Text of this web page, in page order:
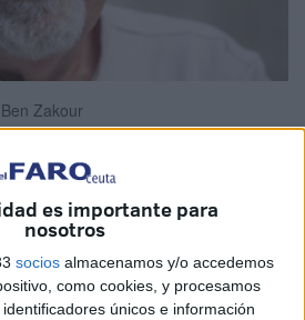
es importante para
nosotros
socios almacenamos y/o accedemos
como cookies, y procesamos
únicos e información
Zakour
esta tarde en laBiblioteca
perro’. La cita comenzará a las
autor ofrecerámás detalles de